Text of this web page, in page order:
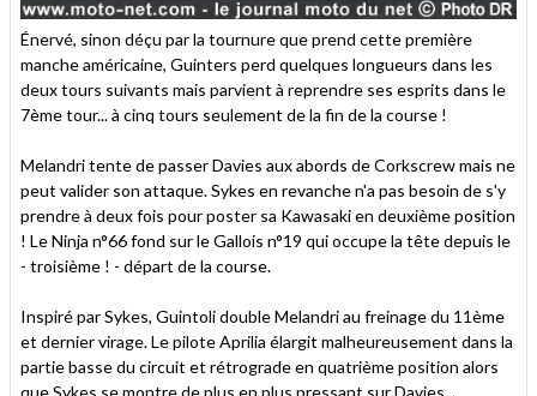
Énervé, sinon déçu par la tournure que prend cette première
manche américaine, Guinters perd quelques longueurs dans les
deux tours suivants mais parvient à reprendre ses esprits dans le
7ème tour... à cinq tours seulement de la fin de la course !
Melandri tente de passer Davies aux abords de Corkscrew mais ne
peut valider son attaque. Sykes en revanche n'a pas besoin de s'y
prendre à deux fois pour poster sa Kawasaki en deuxième position
! Le Ninja n°66 fond sur le Gallois n°19 qui occupe la tête depuis le
- troisième ! - départ de la course.
Inspiré par Sykes, Guintoli double Melandri au freinage du 11ème
et dernier virage. Le pilote Aprilia élargit malheureusement dans la
partie basse du circuit et rétrograde en quatrième position alors
que Sykes se montre de plus en plus pressant sur Davies...